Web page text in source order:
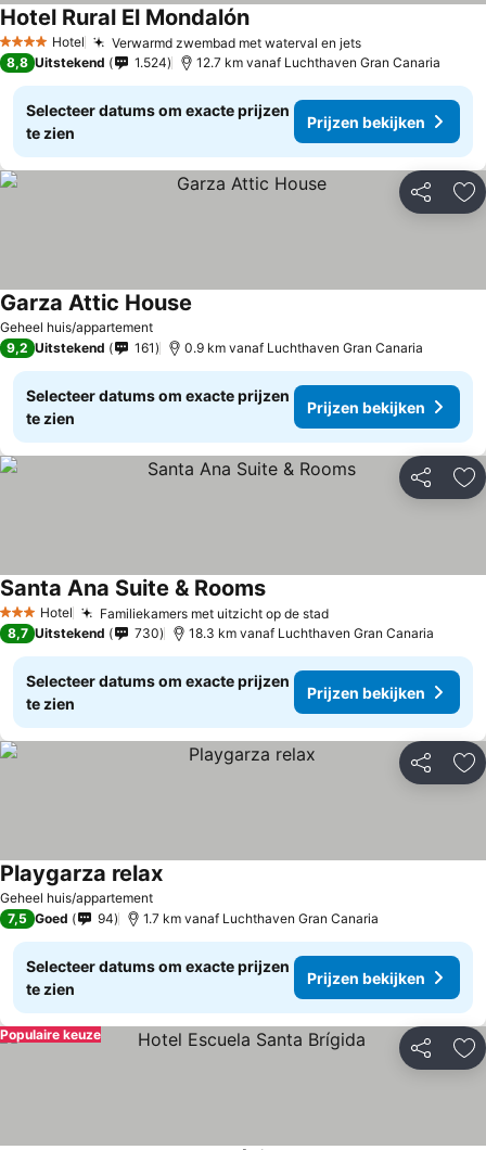
4 SterrenHotel Verwarmd zwembad met waterval en jetsPrijzen
Hotel Rural El MondalónPrijzen bekijken
8,8 Uitstekend 1.524 12.7 km vanaf Luchthaven Gran Canaria
Selecteer datums om exacte prijzen
te zien
Prijzen bekijken
Delen
Geheel huis/appartement
Garza Attic House
9,2 Uitstekend 161 0.9 km vanaf Luchthaven Gran Canaria
Selecteer datums om exacte prijzen
te zien
Prijzen bekijken
Delen
3 SterrenHotel Familiekamers met uitzicht op de stadPrijzen bekijken
Santa Ana Suite & RoomsPrijzen bekijken
8,7 Uitstekend 730 18.3 km vanaf Luchthaven Gran Canaria
Selecteer datums om exacte prijzen
te zien
Prijzen bekijken
Delen
Geheel huis/appartement
Playgarza relaxPrijzen bekijken
7,5 Goed 94 1.7 km vanaf Luchthaven Gran Canaria
Selecteer datums om exacte prijzen
te zien
Prijzen bekijken
Delen
Populaire keuze